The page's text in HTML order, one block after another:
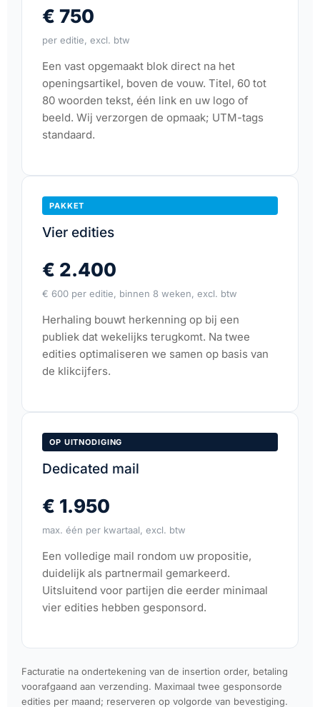
€ 750
per editie, excl. btw
Een vast opgemaakt blok direct na het
openingsartikel, boven de vouw. Titel, 60 tot
80 woorden tekst, één link en uw logo of
beeld. Wij verzorgen de opmaak; UTM-tags
standaard.
PAKKET
Vier edities
€ 2.400
€ 600 per editie, binnen 8 weken, excl. btw
Herhaling bouwt herkenning op bij een
publiek dat wekelijks terugkomt. Na twee
edities optimaliseren we samen op basis van
de klikcijfers.
OP UITNODIGING
Dedicated mail
€ 1.950
max. één per kwartaal, excl. btw
Een volledige mail rondom uw propositie,
duidelijk als partnermail gemarkeerd.
Uitsluitend voor partijen die eerder minimaal
vier edities hebben gesponsord.
Facturatie na ondertekening van de insertion order, betaling
voorafgaand aan verzending. Maximaal twee gesponsorde
edities per maand; reserveren op volgorde van bevestiging.